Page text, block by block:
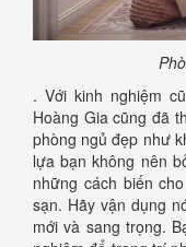
. Với kinh nghiệm
Hoàng Gia cũng đã
phòng ngủ đẹp như
lựa bạn không nên
những cách biến
sạn. Hãy vận dụng
mới và sang trọng.